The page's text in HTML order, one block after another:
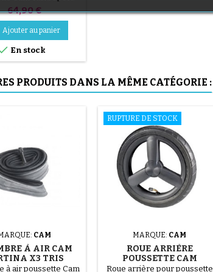
(1 avis)
Prix
64,90 €
Ajouter au panier
En stock
PRODUITS DANS LA MÊME CATÉGORIE :
CAM
À AIR CAM
X3 TRIS
à air poussette Cam
RUPTURE DE STOCK
MARQUE: CAM
ROUE ARRIÈRE
POUSSETTE CAM
DINAMICO UP
Roue arrière pour poussette